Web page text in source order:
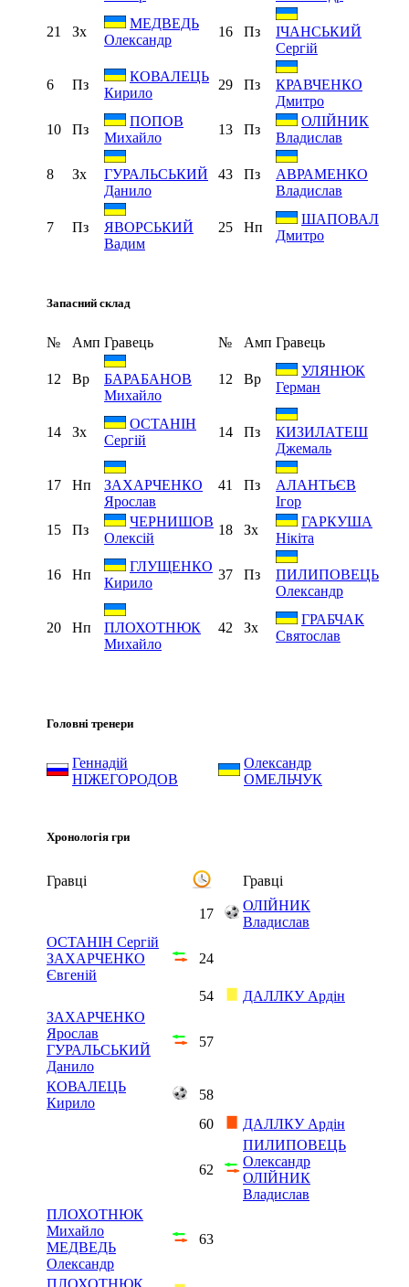
21 Зх
МЕДВЕДЬ
Олександр
16 Пз
ІЧАНСЬКИЙ
Сергій
6 Пз
КОВАЛЕЦЬ
Кирило
29 Пз
КРАВЧЕНКО
Дмитро
10
Пз
ПОПОВ
Михайло
13 Пз
ОЛІЙНИК
Владислав
8 Зх
ГУРАЛЬСЬКИЙ
Данило
43 Пз
АВРАМЕНКО
Владислав
7 Пз
ЯВОРСЬКИЙ
Вадим
25 Нп
ШАПОВАЛ
Дмитро
Запасний склад
№ Амп Гравець № Амп Гравець
12 Вр
БАРАБАНОВ
Михайло
12 Вр
УЛЯНЮК
Герман
14 Зх
ОСТАНІН
Сергій
14 Пз
КИЗИЛАТЕШ
Джемаль
17 Нп
ЗАХАРЧЕНКО
Ярослав
41 Пз
АЛАНТЬЄВ
Ігор
15
Пз
ЧЕРНИШОВ
Олексій
18 Зх
ГАРКУША
Нікіта
16 Нп
ГЛУЩЕНКО
Кирило
37 Пз
ПИЛИПОВЕЦЬ
Олександр
20 Нп
ПЛОХОТНЮК
Михайло
42 Зх
ГРАБЧАК
Святослав
Головні тренери
Геннадій
НІЖЕГОРОДОВ
Олександр
ОМЕЛЬЧУК
Хронологія гри
Гравці Гравці
17
ОЛІЙНИК
Владислав
ОСТАНІН Сергій
ЗАХАРЧЕНКО
Євгеній
24
54
ДАЛЛКУ Ардін
ЗАХАРЧЕНКО
Ярослав
ГУРАЛЬСЬКИЙ
Данило
57
КОВАЛЕЦЬ
Кирило
58
60
ДАЛЛКУ Ардін
62
ПИЛИПОВЕЦЬ
Олександр
ОЛІЙНИК
Владислав
ПЛОХОТНЮК
Михайло
МЕДВЕДЬ
Олександр
63
ПЛОХОТНЮК